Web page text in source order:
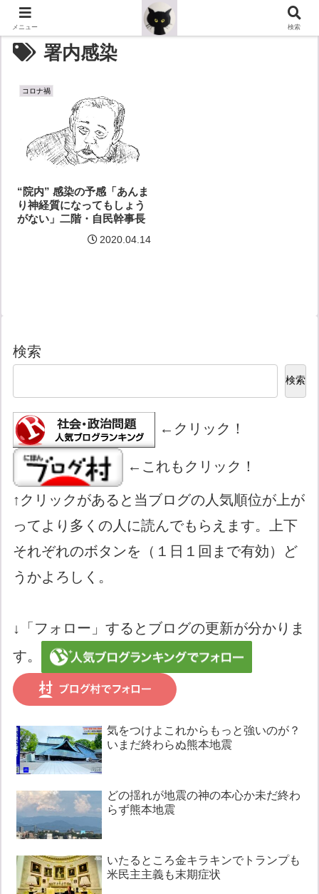
署内感染
コロナ禍
“院内” 感染の予感「あんま
り神経質になってもしょう
がない」二階・自民幹事長
2020.04.14
検索
検索
←クリック！
←これもクリック！
↑クリックがあると当ブログの人気順位が上が
ってより多くの人に読んでもらえます。上下
それぞれのボタンを（１日１回まで有効）ど
うかよろしく。
↓「フォロー」するとブログの更新が分かりま
す。
気をつけよこれからもっと強いのが？
いまだ終わらぬ熊本地震
どの揺れが地震の神の本心か未だ終わ
らず熊本地震
いたるところ金キラキンでトランプも
米民主主義も末期症状
メニュー 検索